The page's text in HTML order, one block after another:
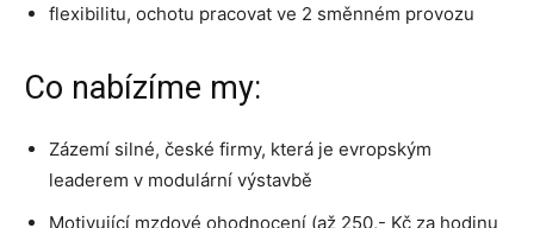
flexibilitu, ochotu pracovat ve 2 směnném provozu
Co nabízíme my:
Zázemí silné, české firmy, která je evropským
leaderem v modulární výstavbě
Motivující mzdové ohodnocení (až 250,- Kč za hodinu